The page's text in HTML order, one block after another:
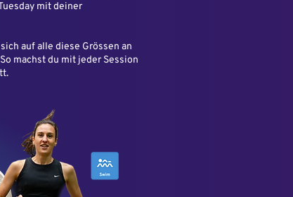
mit deiner
auf alle diese Grössen an
machst du mit jeder Session